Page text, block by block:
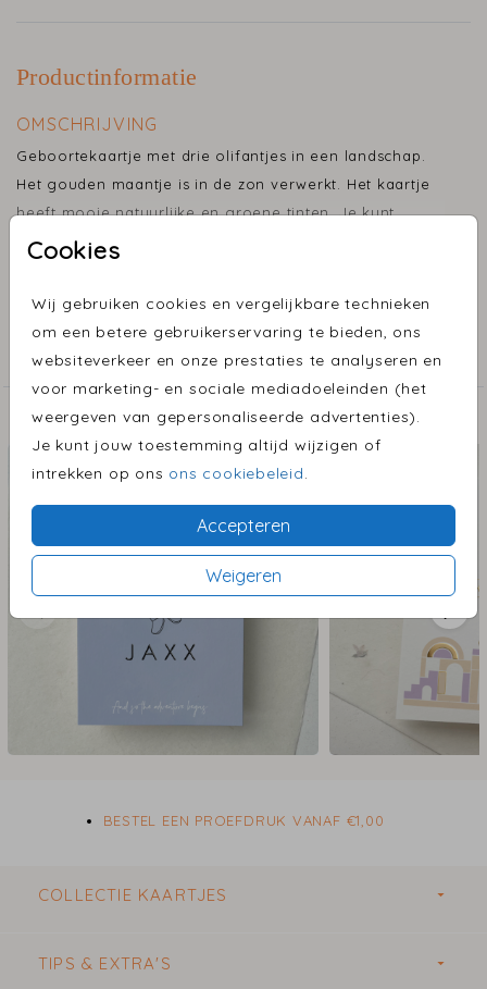
Cookies
Wij gebruiken cookies en vergelijkbare technieken
om een betere gebruikerservaring te bieden, ons
websiteverkeer en onze prestaties te analyseren en
voor marketing- en sociale mediadoeleinden (het
weergeven van gepersonaliseerde advertenties).
Je kunt jouw toestemming altijd wijzigen of
intrekken op ons ons cookiebeleid.
Accepteren
Weigeren
Productinformatie
OMSCHRIJVING
Geboortekaartje met drie olifantjes in een landschap.
Het gouden maantje is in de zon verwerkt. Het kaartje
heeft mooie natuurlijke en groene tinten. Je kunt
gemakkelijk zelf een olifantje toevoegen.
Toon meer
COLLECTIE
Geboortekaartjes
ONTDEK MEER MOOIE ONTWERPEN
BESTEL EEN PROEFDRUK VANAF €1,00
COLLECTIE KAARTJES
TIPS & EXTRA'S